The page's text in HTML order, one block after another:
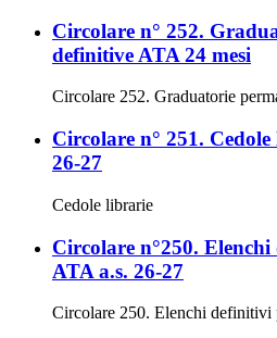
Circolare n° 252.
definitive ATA 24 mesi
Circolare 252. Graduatorie
Circolare n° 251.
26-27
Cedole librarie
Circolare n°250.
ATA a.s. 26-27
Circolare 250. Elenchi definitivi